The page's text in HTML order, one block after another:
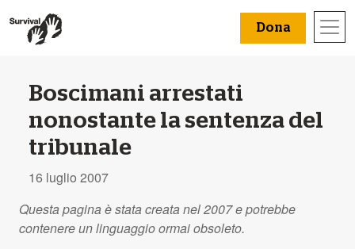
Dona
Boscimani arrestati
nonostante la sentenza del
tribunale
16 luglio 2007
Questa pagina è stata creata nel 2007 e potrebbe
contenere un linguaggio ormai obsoleto.